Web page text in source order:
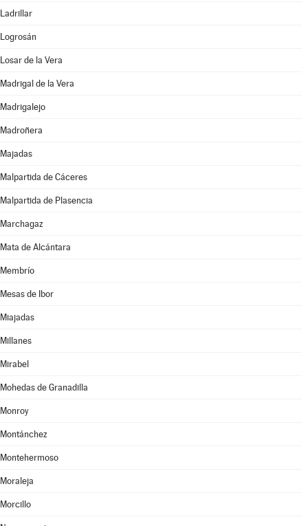
Ladrillar
Logrosán
Losar de la Vera
Madrigal de la Vera
Madrigalejo
Madroñera
Majadas
Malpartida de Cáceres
Malpartida de Plasencia
Marchagaz
Mata de Alcántara
Membrío
Mesas de Ibor
Miajadas
Millanes
Mirabel
Mohedas de Granadilla
Monroy
Montánchez
Montehermoso
Moraleja
Morcillo